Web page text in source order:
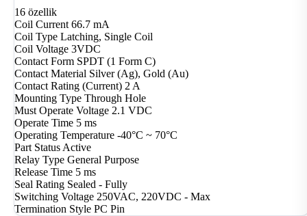
16 özellik
Coil Current 66.7 mA
Coil Type Latching, Single Coil
Coil Voltage 3VDC
Contact Form SPDT (1 Form C)
Contact Material Silver (Ag), Gold (Au)
Contact Rating (Current) 2 A
Mounting Type Through Hole
Must Operate Voltage 2.1 VDC
Operate Time 5 ms
Operating Temperature -40°C ~ 70°C
Part StatusActive
Relay Type General Purpose
Release Time 5 ms
Seal Rating Sealed - Fully
Switching Voltage 250VAC, 220VDC - Max
Termination Style PC Pin